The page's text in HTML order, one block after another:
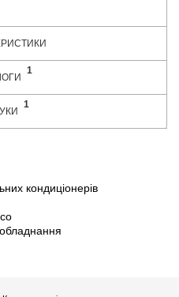
1
1
кондиціонерів